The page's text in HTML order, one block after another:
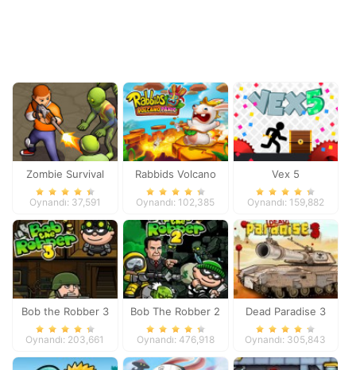
Zombie Survival
Oynandı: 37,591
Rabbids Volcano
Panic
Oynandı: 102,385
Vex 5
Oynandı: 159,882
Bob the Robber 3
Oynandı: 203,661
Bob The Robber 2
Oynandı: 476,918
Dead Paradise 3
Oynandı: 305,843